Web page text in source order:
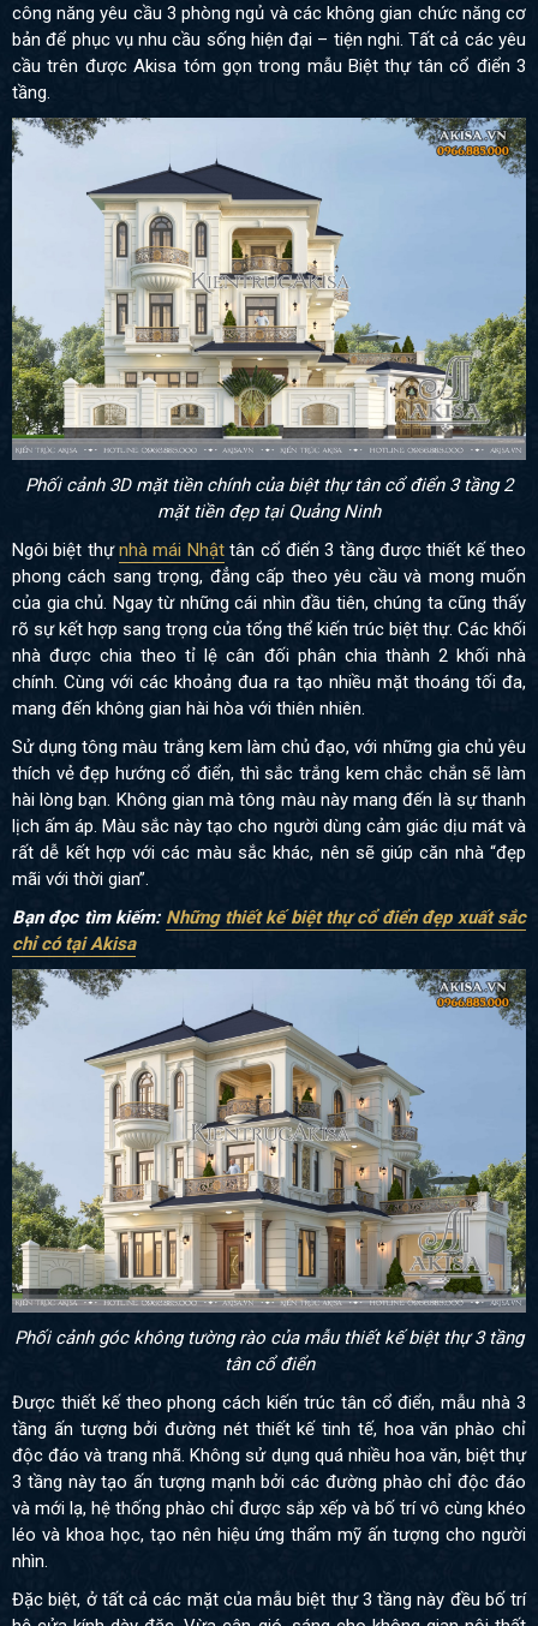
công năng yêu cầu 3 phòng ngủ và các không gian chức năng cơ
bản để phục vụ nhu cầu sống hiện đại – tiện nghi. Tất cả các yêu
cầu trên được Akisa tóm gọn trong mẫu Biệt thự tân cổ điển 3
tầng.
Phối cảnh 3D mặt tiền chính của biệt thự tân cổ điển 3 tầng 2
mặt tiền đẹp tại Quảng Ninh
Ngôi biệt thựnhà mái Nhậttân cổ điển 3 tầng được thiết kế theo
phong cách sang trọng, đẳng cấp theo yêu cầu và mong muốn
của gia chủ. Ngay từ những cái nhìn đầu tiên, chúng ta cũng thấy
rõ sự kết hợp sang trọng của tổng thể kiến trúc biệt thự. Các khối
nhà được chia theo tỉ lệ cân đối phân chia thành 2 khối nhà
chính. Cùng với các khoảng đua ra tạo nhiều mặt thoáng tối đa,
mang đến không gian hài hòa với thiên nhiên.
Sử dụng tông màu trắng kem làm chủ đạo, với những gia chủ yêu
thích vẻ đẹp hướng cổ điển, thì sắc trắng kem chắc chắn sẽ làm
hài lòng bạn. Không gian mà tông màu này mang đến là sự thanh
lịch ấm áp. Màu sắc này tạo cho người dùng cảm giác dịu mát và
rất dễ kết hợp với các màu sắc khác, nên sẽ giúp căn nhà “đẹp
mãi với thời gian”.
Bạn đọc tìm kiếm: Những thiết kế biệt thự cổ điển đẹp xuất sắc
chỉ có tại Akisa
Phối cảnh góc không tường rào của mẫu thiết kế biệt thự 3 tầng
tân cổ điển
Được thiết kế theo phong cách kiến trúc tân cổ điển, mẫu nhà 3
tầng ấn tượng bởi đường nét thiết kế tinh tế, hoa văn phào chỉ
độc đáo và trang nhã. Không sử dụng quá nhiều hoa văn, biệt thự
3 tầng này tạo ấn tượng mạnh bởi các đường phào chỉ độc đáo
và mới lạ, hệ thống phào chỉ được sắp xếp và bố trí vô cùng khéo
léo và khoa học, tạo nên hiệu ứng thẩm mỹ ấn tượng cho người
nhìn.
Đặc biệt, ở tất cả các mặt của mẫu biệt thự 3 tầng này đều bố trí